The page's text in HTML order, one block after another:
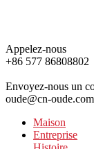
Appelez-nous
+86 577 86808802
Envoyez-nous un
oude@cn-oude.com
Maison
Entreprise